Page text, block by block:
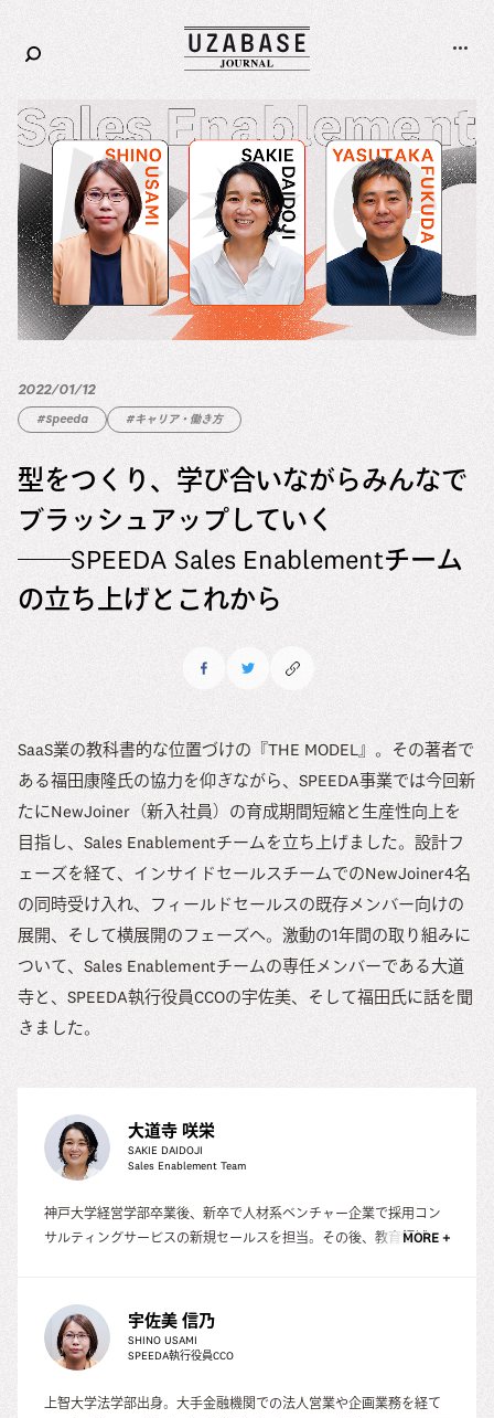
Careers
2022/01/12
#Speeda #キャリア・働き方
型をつくり、学び合いながらみんなで
ブラッシュアップしていく
──SPEEDA Sales Enablementチーム
の立ち上げとこれから
SaaS業の教科書的な位置づけの『THE MODEL』。その著者で
ある福田康隆氏の協力を仰ぎながら、SPEEDA事業では今回新
たにNewJoiner（新入社員）の育成期間短縮と生産性向上を
目指し、Sales Enablementチームを立ち上げました。設計フ
ェーズを経て、インサイドセールスチームでのNewJoiner4名
の同時受け入れ、フィールドセールスの既存メンバー向けの
展開、そして横展開のフェーズへ。激動の1年間の取り組みに
ついて、Sales Enablementチームの専任メンバーである大道
寺と、SPEEDA執行役員CCOの宇佐美、そして福田氏に話を聞
きました。
大道寺 咲栄
SAKIE DAIDOJI
Sales Enablement Team
神戸大学経営学部卒業後、新卒で人材系ベンチャー企業で採用コン
サルティングサービスの新規セールスを担当。その後、教育領域...
MORE +
宇佐美 信乃
SHINO USAMI
SPEEDA執行役員CCO
上智大学法学部出身。大手金融機関での法人営業や企画業務を経て